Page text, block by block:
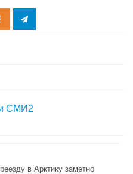
СМИ2
в Арктику заметно